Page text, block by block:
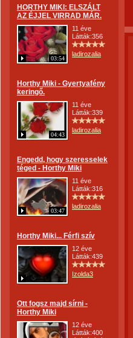
HORTHY MIKI: ELSZÁLT
AZ ÉJJEL VIRRAD MÁR.
03:54
11 éve
Látták:356
ladirozalia
Horthy Miki - Gyertyafény
keringő.
04:43
11 éve
Látták:339
ladirozalia
Engedd, hogy szeresselek
téged - Horthy Miki
03:47
11 éve
Látták:316
ladirozalia
Horthy Miki... Férfi szív
12 éve
Látták:439
Izolda3
Ott fogsz majd sírni -
Horthy Miki
12 éve
Látták:400